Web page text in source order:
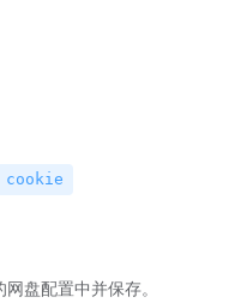
cookie
盘配置中并保存。